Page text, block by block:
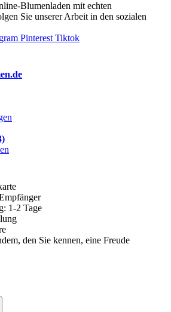
Blumenladen mit echten
Sie unserer Arbeit in den sozialen
Pinterest Tiktok
1-2 Tage
den Sie kennen, eine Freude